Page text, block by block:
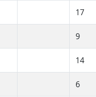
17
9
14
6